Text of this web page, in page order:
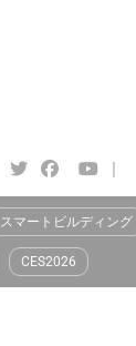
|
スマートビルディング
CES2026